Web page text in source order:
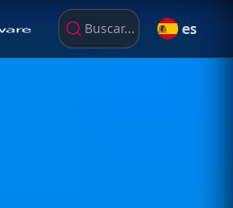
Buscar... es